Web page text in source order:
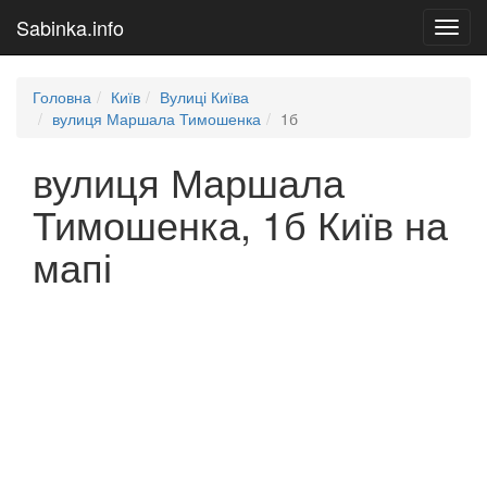
Sabinka.info
Головна Київ
Вулиці Київа
вулиця Маршала Тимошенка
1б
вулиця Маршала
Тимошенка, 1б Київ на
мапі